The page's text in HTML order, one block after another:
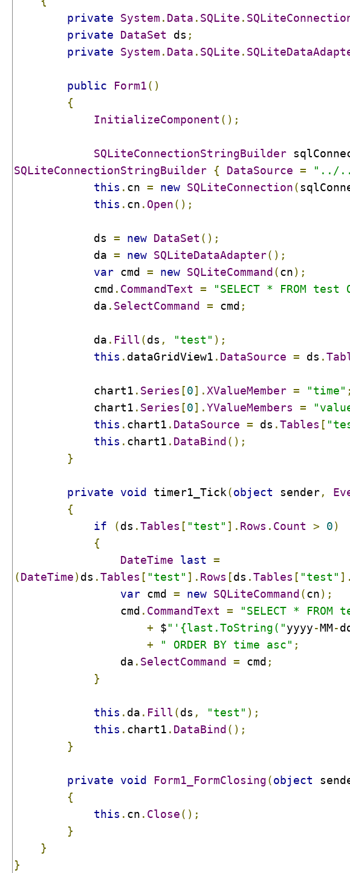
private
System . Data . SQLite .
private
DataSet ds ;
private
System . Data . SQLite .
public Form1()
{
InitializeComponent ();
SQLiteConnectionStringBuilder
SQLiteConnectionStringBuilder
{ DataSource = "../../
this . cn = new SQLiteConnection(
this . cn . Open();
ds = new DataSet ();
da = new SQLiteDataAdapter();
var cmd = new SQLiteCommand (cn);
cmd . CommandText = "SELECT * FROM test
da . SelectCommand = cmd ;
da . Fill(ds , "test" );
this . dataGridView1 . DataSource = ds .
chart1 . Series [0]. XValueMember = "time" ;
chart1 . Series [0].YValueMembers =
this . chart1 . DataSource = ds .Tables [
this . chart1 . DataBind ();
}
private void timer1_Tick(object sender,
{
if
(ds .Tables [ "test" ]. Rows . Count > 0)
{
DateTime
last
=
(DateTime) ds .Tables [ "test" ]. Rows [ds .Tables [ "test" ].
var cmd = new SQLiteCommand (cn);
cmd . CommandText =
"SELECT * FROM
+ $"'{last.ToString("yyyy-MM-
+
" ORDER BY time asc" ;
da . SelectCommand = cmd ;
}
this . da . Fill(ds , "test" );
this . chart1 . DataBind ();
}
private void Form1_FormClosing(object
{
this . cn . Close();
}
}
}